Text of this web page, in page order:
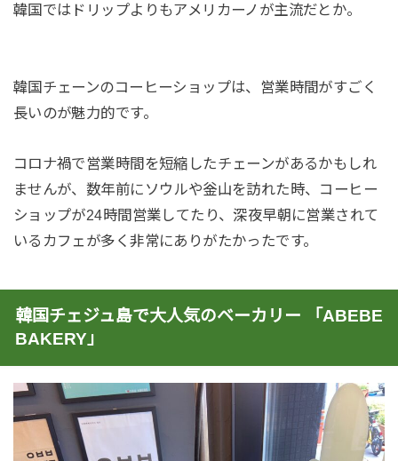
韓国ではドリップよりもアメリカーノが主流だとか。
韓国チェーンのコーヒーショップは、営業時間がすごく
長いのが魅力的です。
コロナ禍で営業時間を短縮したチェーンがあるかもしれ
ませんが、数年前にソウルや釡山を訪れた時、コーヒー
ショップが24時間営業してたり、深夜早朝に営業されて
いるカフェが多く非常にありがたかったです。
韓国チェジュ島で大人気のベーカリー 「ABEBE
BAKERY」